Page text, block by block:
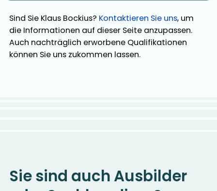
Sind Sie Klaus Bockius? Kontaktieren Sie uns, um
die Informationen auf dieser Seite anzupassen.
Auch nachträglich erworbene Qualifikationen
können Sie uns zukommen lassen.
Sie sind auch Ausbilder